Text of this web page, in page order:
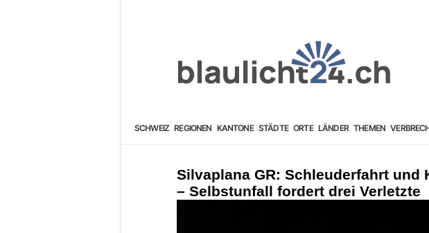
SCHWEIZ REGIONEN KANTONE STÄDTE ORTE LÄNDER THEMEN
Silvaplana GR: Schleuderfahrt und
– Selbstunfall fordert drei Verletzte